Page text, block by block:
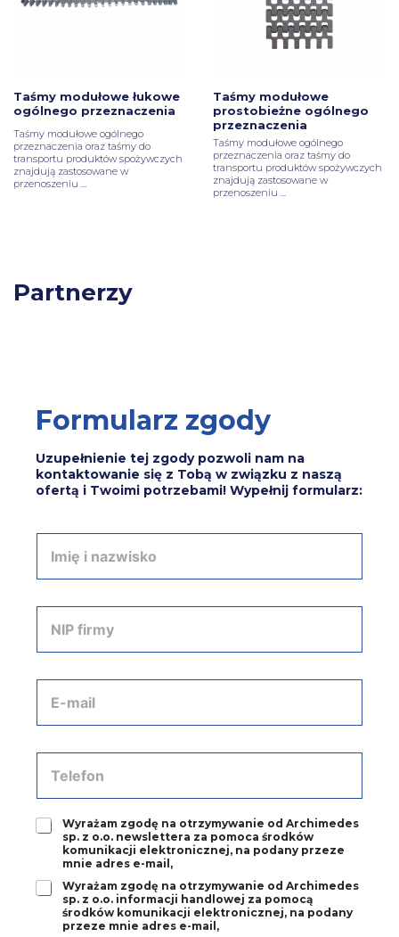
Taśmy modułowe łukowe
ogólnego przeznaczenia
Taśmy modułowe ogólnego
przeznaczenia oraz taśmy do
transportu produktów spożywczych
znajdują zastosowane w
przenoszeniu ...
Taśmy modułowe
prostobieżne ogólnego
przeznaczenia
Taśmy modułowe ogólnego
przeznaczenia oraz taśmy do
transportu produktów spożywczych
znajdują zastosowane w
przenoszeniu ...
Partnerzy
Formularz zgody
Uzupełnienie tej zgody pozwoli nam na
kontaktowanie się z Tobą w związku z naszą
ofertą i Twoimi potrzebami! Wypełnij formularz:
i
i
w
k
P
i
*
r
s
a
i
l
f
*
Z
a
Wyrażam zgodę na otrzymywanie od Archimedes
sp. z o.o. newslettera za pomoca środków
komunikacji elektronicznej, na podany przeze
mnie adres e-mail,
Z
Wyrażam zgodę na otrzymywanie od Archimedes
sp. z o.o. informacji handlowej za pomocą
środków komunikacji elektronicznej, na podany
przeze mnie adres e-mail,